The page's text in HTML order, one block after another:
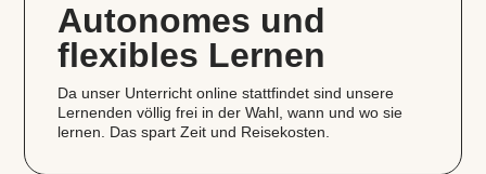
Autonomes und
flexibles Lernen
Da unser Unterricht online stattfindet sind unsere
Lernenden völlig frei in der Wahl, wann und wo sie
lernen. Das spart Zeit und Reisekosten.